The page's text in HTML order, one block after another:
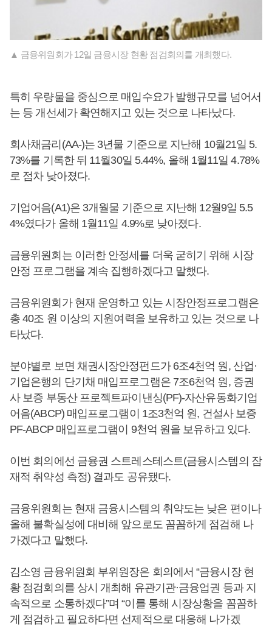
▲ 금융위원회가 12일 금융시장 현황 점검회의를 개최했다.
특히 우량물을 중심으로 매입수요가 발행규모를 넘어서
는 등 개선세가 확연해지고 있는 것으로 나타났다.
회사채금리(AA-)는 3년물 기준으로 지난해 10월21일 5.
73%를 기록한 뒤 11월30일 5.44%, 올해 1월11일 4.78%
로 점차 낮아졌다.
기업어음(A1)은 3개월물 기준으로 지난해 12월9일 5.5
4%였다가 올해 1월11일 4.9%로 낮아졌다.
금융위원회는 이러한 안정세를 더욱 굳히기 위해 시장
안정 프로그램을 계속 집행하겠다고 말했다.
금융위원회가 현재 운영하고 있는 시장안정프로그램은
총 40조 원 이상의 지원여력을 보유하고 있는 것으로 나
타났다.
분야별로 보면 채권시장안정펀드가 6조4천억 원, 산업·
기업은행의 단기채 매입프로그램은 7조6천억 원, 증권
사 보증 부동산 프로젝트파이낸싱(PF)-자산유동화기업
어음(ABCP) 매입프로그램이 1조3천억 원, 건설사 보증
PF-ABCP 매입프로그램이 9천억 원을 보유하고 있다.
이번 회의에선 금융권 스트레스테스트(금융시스템의 잠
재적 취약성 측정) 결과도 공유됐다.
금융위원회는 현재 금융시스템의 취약도는 낮은 편이나
올해 불확실성에 대비해 앞으로도 꼼꼼하게 점검해 나
가겠다고 말했다.
김소영 금융위원회 부위원장은 회의에서 “금융시장 현
황 점검회의를 상시 개최해 유관기관·금융업권 등과 지
속적으로 소통하겠다”며 “이를 통해 시장상황을 꼼꼼하
게 점검하고 필요하다면 선제적으로 대응해 나가겠